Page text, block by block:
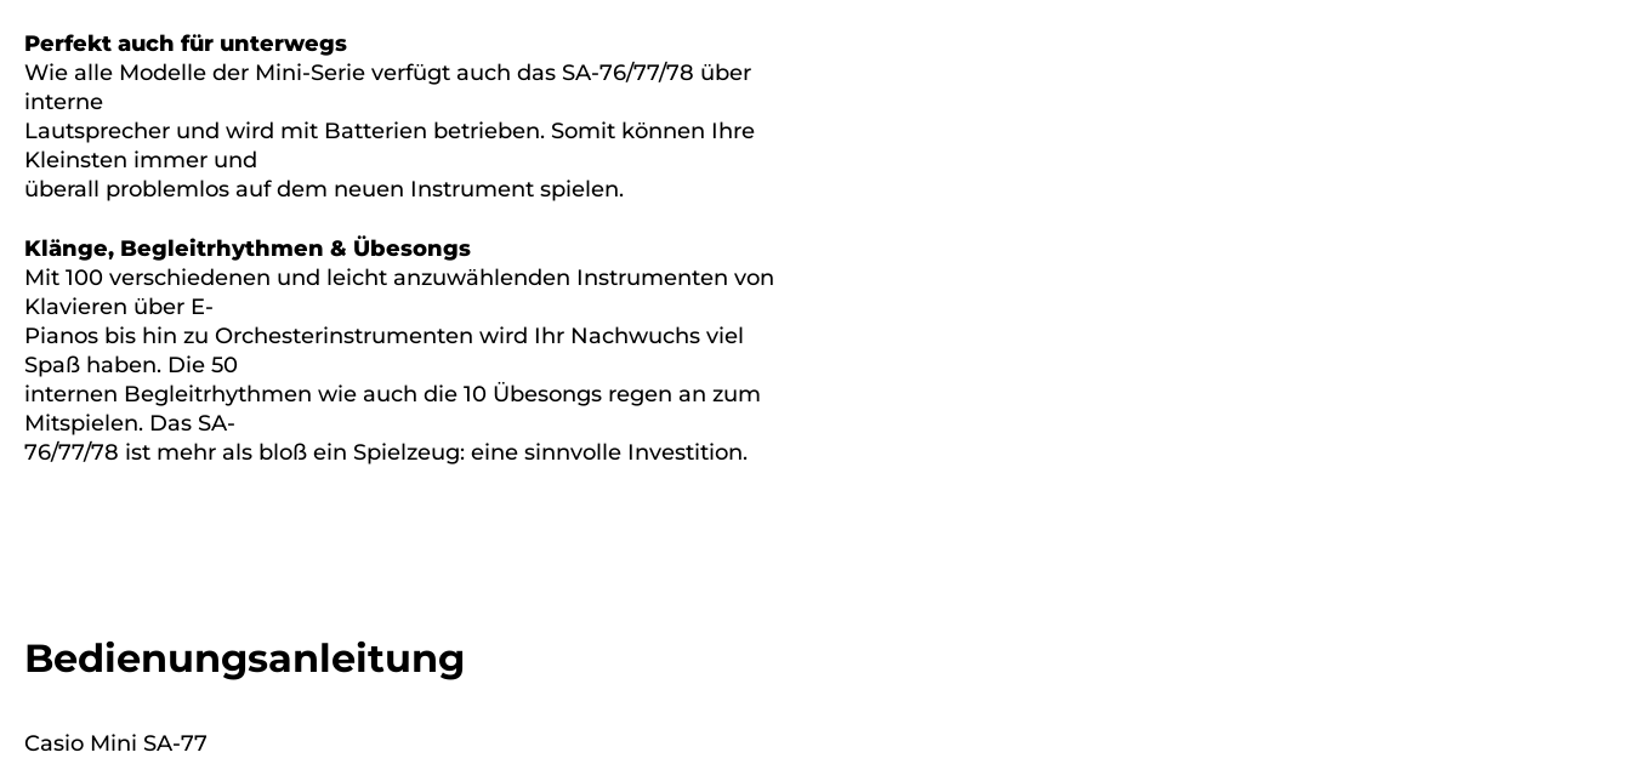
Perfekt auch für unterwegs
Wie alle Modelle der Mini-Serie verfügt auch das SA-76/77/78 über
interne
Lautsprecher und wird mit Batterien betrieben. Somit können Ihre
Kleinsten immer und
überall problemlos auf dem neuen Instrument spielen.
Klänge, Begleitrhythmen & Übesongs
Mit 100 verschiedenen und leicht anzuwählenden Instrumenten von
Klavieren über E-
Pianos bis hin zu Orchesterinstrumenten wird Ihr Nachwuchs viel
Spaß haben. Die 50
internen Begleitrhythmen wie auch die 10 Übesongs regen an zum
Mitspielen. Das SA-
76/77/78 ist mehr als bloß ein Spielzeug: eine sinnvolle Investition.
Bedienungsanleitung
Casio Mini SA-77